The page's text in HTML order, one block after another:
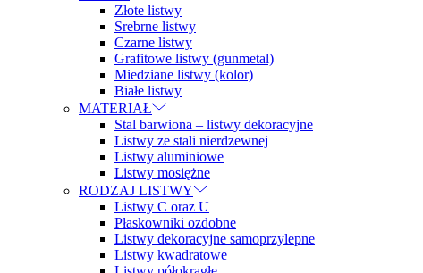
Złote listwy
Srebrne listwy
Czarne listwy
Grafitowe listwy (gunmetal)
Miedziane listwy (kolor)
Białe listwy
MATERIAŁ
Stal barwiona – listwy dekoracyjne
Listwy ze stali nierdzewnej
Listwy aluminiowe
Listwy mosiężne
RODZAJ LISTWY
Listwy C oraz U
Płaskowniki ozdobne
Listwy dekoracyjne samoprzylepne
Listwy kwadratowe